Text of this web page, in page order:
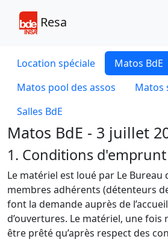
Resa
Location spéciale
Matos BdE
Matos pool des assos
Matos
Salles BdE
Matos BdE - 3 juillet
1. Conditions d'emprunt
Le matériel est loué par Le Bureau
membres adhérents (détenteurs
font la demande auprès de
d’ouvertures. Le matériel, une fois
être prêté qu’après respect des